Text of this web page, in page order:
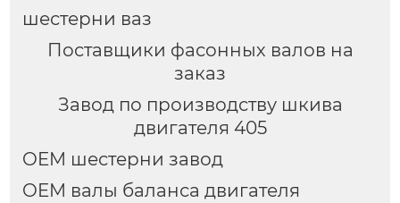
шестерни ваз
Поставщики фасонных валов на
заказ
Завод по производству шкива
двигателя 405
OEM шестерни завод
OEM валы баланса двигателя